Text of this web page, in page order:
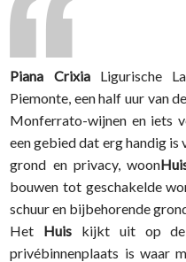
Piana CrixiaLigurische
Piemonte, een half uur van
Monferrato-wijnen en iets
een gebied dat erg handig is
grond en privacy, woon
bouwen tot geschakelde
schuur en bijbehorende
Het Huis kijkt uit op de
privébinnenplaats is waar